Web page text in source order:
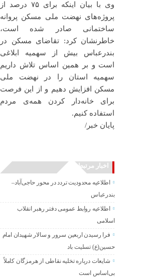
وی با بیان اینکه برای ۷۵ درصد از
پروژه‌های نهضت ملی مسکن پروانه
ساختمانی صادر شده است،
خاطرنشان کرد: تقاضای مسکن در
بندرعباس بیش از سهمیه ابلاغی
است و بر همین اساس تلاش داریم
سهمیه استان را در نهضت ملی
مسکن افزایش دهیم و از این فرصت
برای خانه‌دار کردن همه‌ی مردم
استفاده کنیم‌.
پایان خبر/
اخبار مرتبط
اطلاعیه محدودیت تردد در محور حاجی‌آباد–
بندرعباس
اطلاعیه روابط عمومی دفتر رهبر انقلاب
اسلامی
فرا رسیدن اربعین سرور و سالار شهیدان امام
حسین(ع) تسلیت باد
شایعات درباره تخلیه نقاطی از هرمزگان کاملاً
بی‌اساس است